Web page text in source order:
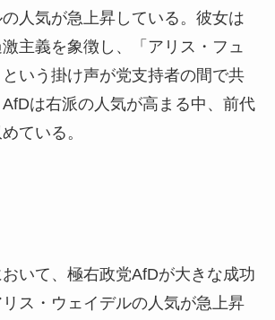
人気が急上昇している。彼女は
主義を象徴し、「アリス・フュ
いう掛け声が党支持者の間で共
は右派の人気が高まる中、前代
ている。
おいて、極右政党AfDが大きな成功
ス・ウェイデルの人気が急上昇